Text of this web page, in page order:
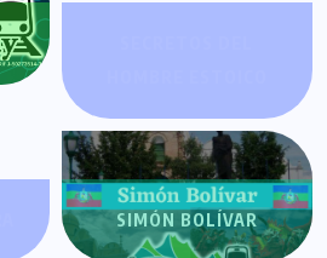
SIMÓN BOLÍVAR